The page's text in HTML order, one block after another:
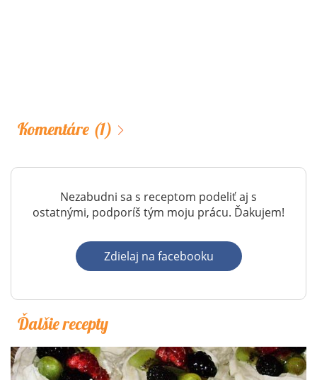
Komentáre (1)
Nezabudni sa s receptom podeliť aj s
ostatnými, podporíš tým moju prácu. Ďakujem!
Zdielaj na facebooku
Ďalšie recepty